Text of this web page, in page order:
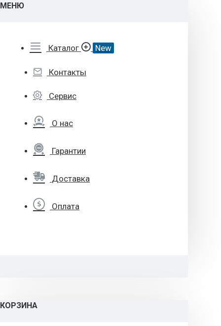
МЕНЮ
Каталог New
Контакты
Сервис
О нас
Гарантии
Доставка
Оплата
КОРЗИНА